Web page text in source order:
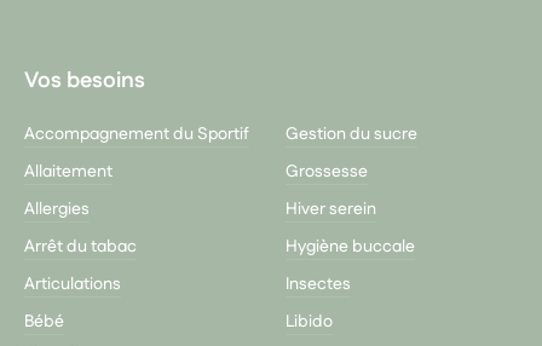
Vos besoins
Accompagnement du Sportif
Allaitement
Allergies
Arrêt du tabac
Articulations
Bébé
Gestion du sucre
Grossesse
Hiver serein
Hygiène buccale
Insectes
Libido